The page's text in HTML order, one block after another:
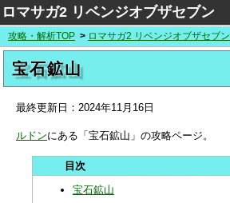
ロマサガ2 リベンジオブザセブン
攻略・解析TOP ロマサガ2 リベンジオブザセブン
宝石鉱山
最終更新日： 2024年11月16日
ルドンにある「宝石鉱山」の攻略ページ。
宝石鉱山